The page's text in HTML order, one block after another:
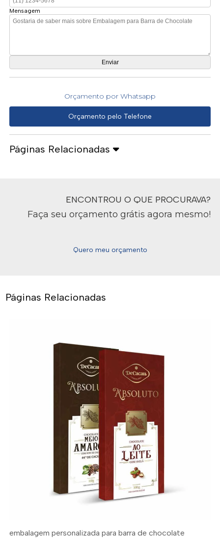
Mensagem
Orçamento por Whatsapp
Orçamento pelo Telefone
Páginas Relacionadas
ENCONTROU O QUE PROCURAVA?
Faça seu orçamento grátis agora mesmo!
Quero meu orçamento
Páginas Relacionadas
embalagem personalizada para barra de chocolate